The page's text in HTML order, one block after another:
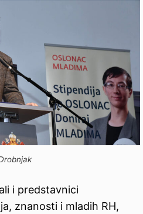
i predstavnici
znanosti i mladih RH,